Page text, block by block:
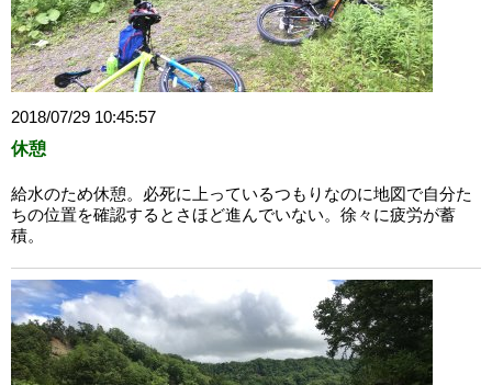
2018/07/29 10:45:57
休憩
給水のため休憩。必死に上っているつもりなのに地図で自分た
ちの位置を確認するとさほど進んでいない。徐々に疲労が蓄
積。